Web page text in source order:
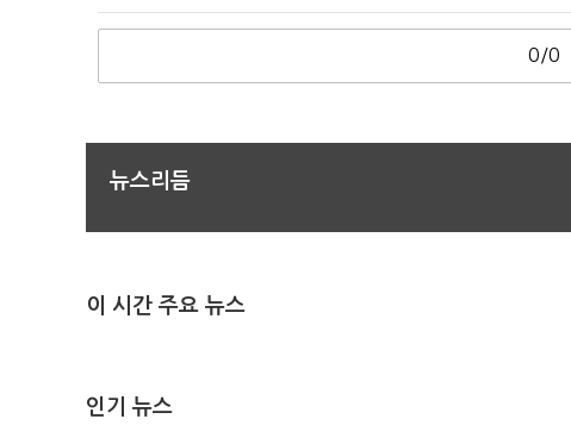
0/0
뉴스리듬
이 시간 주요 뉴스
인기 뉴스